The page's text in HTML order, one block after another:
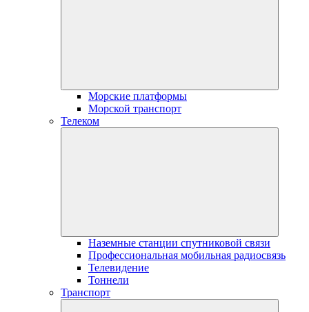
Морские платформы
Морской транспорт
Телеком
Наземные станции спутниковой связи
Профессиональная мобильная радиосвязь
Телевидение
Тоннели
Транспорт